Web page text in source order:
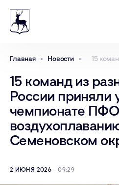
Главная Новости 15
15 команд из
России приняли
чемпионате
Семеновском
2 ИЮНЯ 2026 09:29